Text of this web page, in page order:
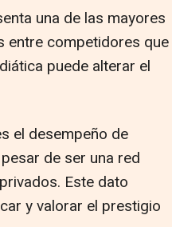
una de las mayores
entre competidores que
puede alterar el
el desempeño de
de ser una red
Este dato
y valorar el prestigio